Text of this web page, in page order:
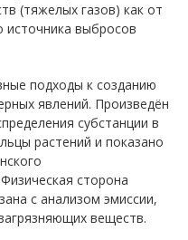
(тяжелых газов) как от
источника выбросов
подходы к созданию
явлений. Произведён
субстанции в
растений и показано
сторона
с анализом эмиссии,
веществ.